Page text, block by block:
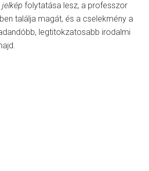
folytatása lesz, a professzor
találja magát, és a cselekmény a
legtitokzatosabb irodalmi